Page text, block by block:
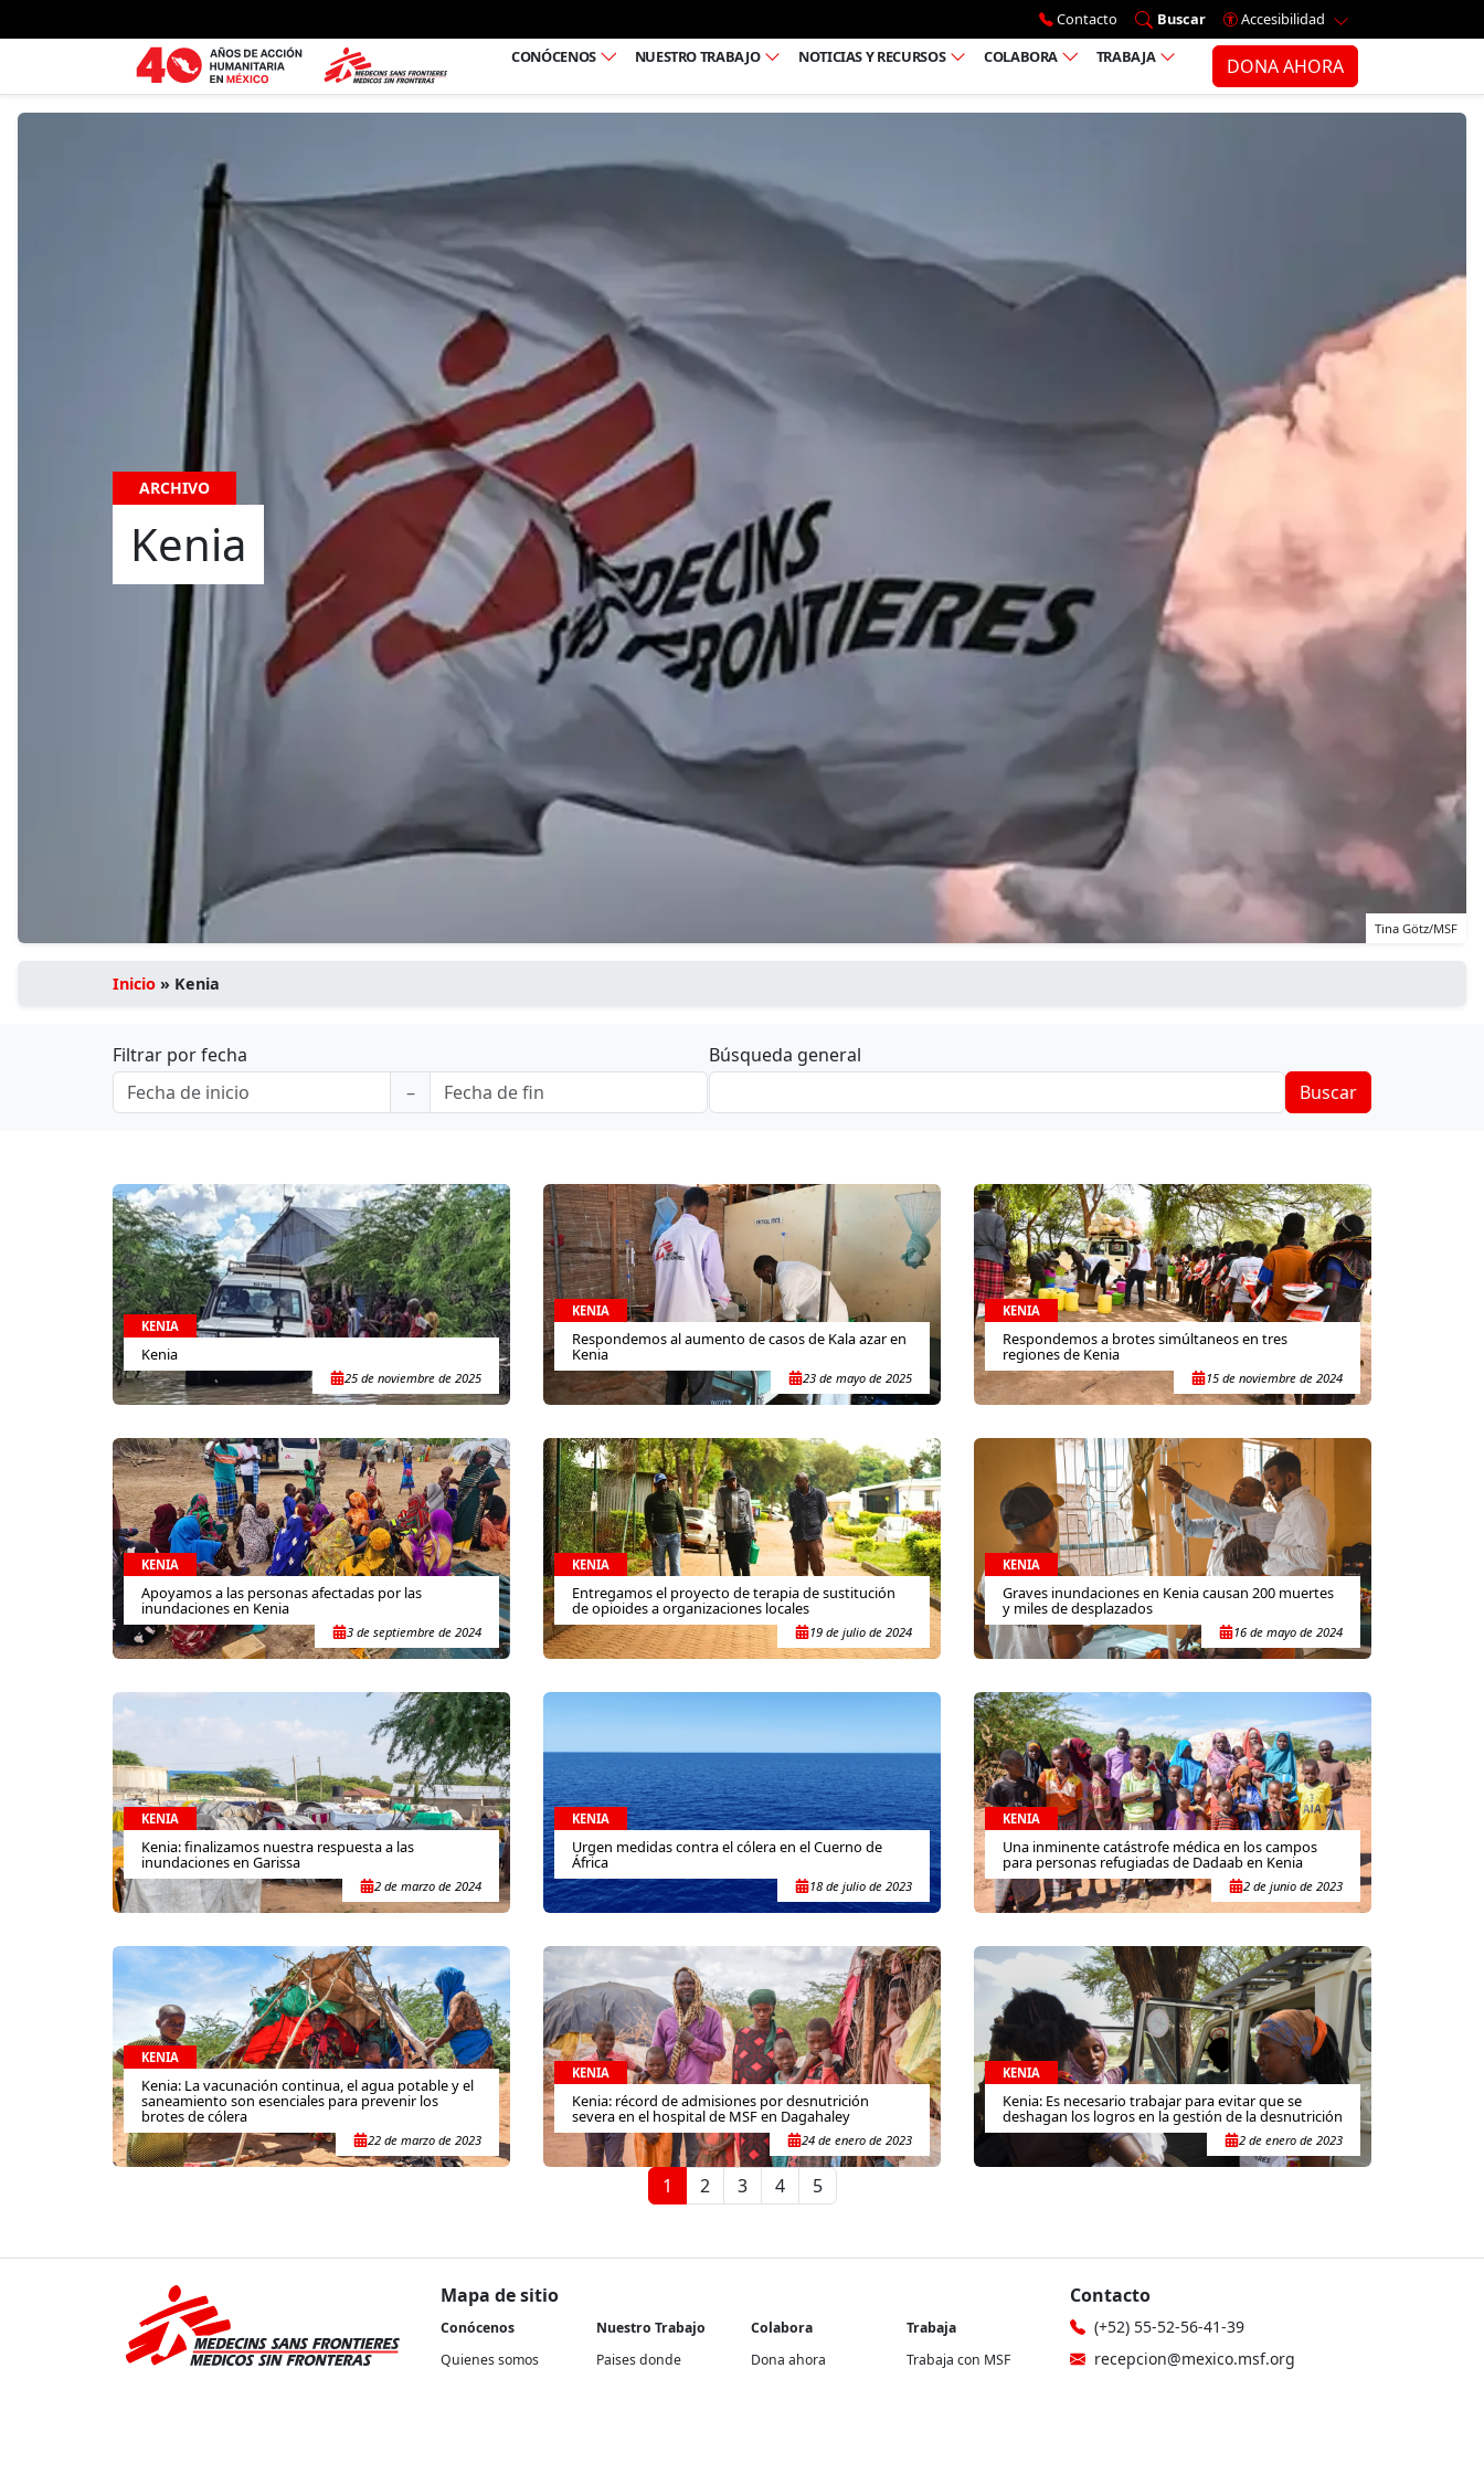
Ir al menú principal
Contacto Buscar
Accesibilidad
CONÓCENOS
NUESTRO TRABAJO NOTICIAS Y RECURSOS COLABORA TRABAJA DONA AHORA
ARCHIVO
Kenia
Tina Götz/MSF
Inicio » Kenia
Filtrar por fecha
Búsqueda general
Buscar
KENIA
Kenia
25 de noviembre de 2025
KENIA
Respondemos al aumento de casos de Kala azar en
Kenia
23 de mayo de 2025
KENIA
Respondemos a brotes simúltaneos en tres
regiones de Kenia
15 de noviembre de 2024
KENIA
Apoyamos a las personas afectadas por las
inundaciones en Kenia
3 de septiembre de 2024
KENIA
Entregamos el proyecto de terapia de sustitución
de opioides a organizaciones locales
19 de julio de 2024
KENIA
Graves inundaciones en Kenia causan 200 muertes
y miles de desplazados
16 de mayo de 2024
KENIA
Kenia: finalizamos nuestra respuesta a las
inundaciones en Garissa
2 de marzo de 2024
KENIA
Urgen medidas contra el cólera en el Cuerno de
África
18 de julio de 2023
KENIA
Una inminente catástrofe médica en los campos
para personas refugiadas de Dadaab en Kenia
2 de junio de 2023
KENIA
Kenia: La vacunación continua, el agua potable y el
saneamiento son esenciales para prevenir los
brotes de cólera
22 de marzo de 2023
KENIA
Kenia: récord de admisiones por desnutrición
severa en el hospital de MSF en Dagahaley
24 de enero de 2023
KENIA
Kenia: Es necesario trabajar para evitar que se
deshagan los logros en la gestión de la desnutrición
2 de enero de 2023
1 2 3 4 5
Mapa de sitio
Conócenos
Quienes somos
Nuestro Trabajo
Paises donde
Colabora
Dona ahora
Trabaja
Trabaja con MSF
Contacto
(+52) 55-52-56-41-39
recepcion@mexico.msf.org